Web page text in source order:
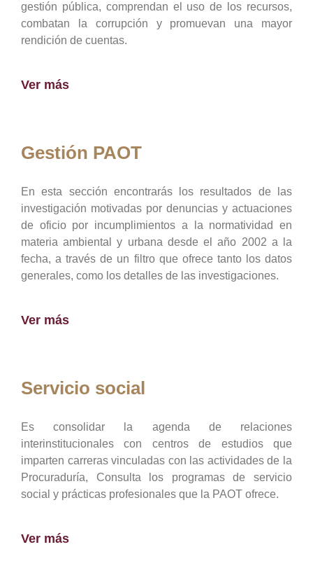
gestión pública, comprendan el uso de los recursos,
combatan la corrupción y promuevan una mayor
rendición de cuentas.
Ver más
Gestión PAOT
En esta sección encontrarás los resultados de las
investigación motivadas por denuncias y actuaciones
de oficio por incumplimientos a la normatividad en
materia ambiental y urbana desde el año 2002 a la
fecha, a través de un filtro que ofrece tanto los datos
generales, como los detalles de las investigaciones.
Ver más
Servicio social
Es consolidar la agenda de relaciones
interinstitucionales con centros de estudios que
imparten carreras vinculadas con las actividades de la
Procuraduría, Consulta los programas de servicio
social y prácticas profesionales que la PAOT ofrece.
Ver más